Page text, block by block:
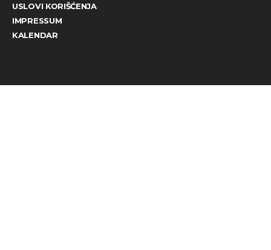
USLOVI KORIŠĆENJA
IMPRESSUM
KALENDAR